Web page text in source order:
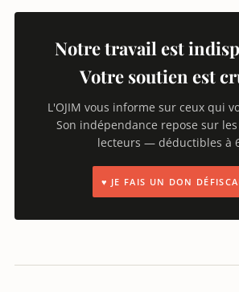
Notre travail est
Votre soutien est
L'OJIM vous informe sur ceux qui
Son indépendance repose sur
lecteurs — déductibles à
♥ JE FAIS UN DON